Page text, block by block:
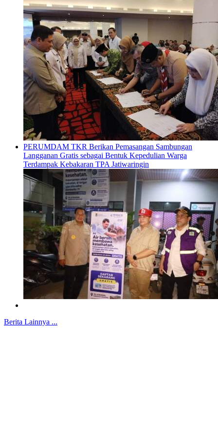
PERUMDAM TKR Berikan Pemasangan Sambungan
Langganan Gratis sebagai Bentuk Kepedulian Warga
Terdampak Kebakaran TPA Jatiwaringin
Berita Lainnya ...